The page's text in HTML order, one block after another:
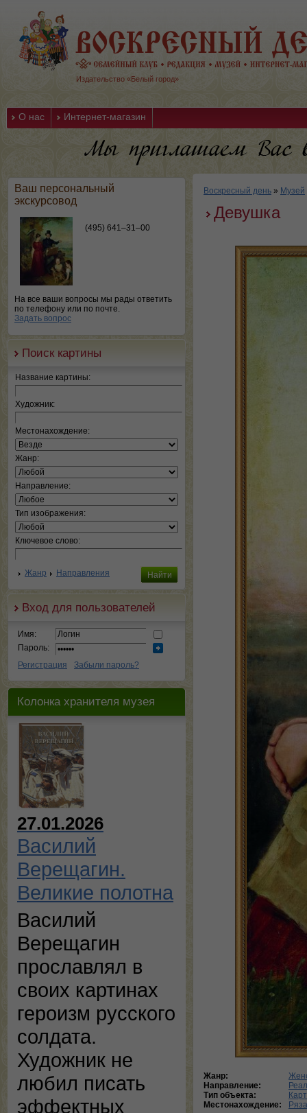
Издательство «Белый город»
О нас Интернет-магазин
Ваш персональный
экскурсовод
(495) 641–31–00
На все ваши вопросы мы рады ответить
по телефону или по почте.
Задать вопрос
Поиск картины
Название картины:
Художник:
Местонахождение:
Жанр:
Направление:
Тип изображения:
Ключевое слово:
Жанр Направления
Вход для пользователей
Имя:
Пароль:
Регистрация
Забыли пароль?
Колонка хранителя музея
27.01.2026
Василий
Верещагин.
Великие полотна
Василий
Верещагин
прославлял в
своих картинах
героизм русского
солдата.
Художник не
любил писать
эффектных
Воскресный день » Музей
Девушка
Жанр:
Направление:
Тип объекта:
Местонахождение: